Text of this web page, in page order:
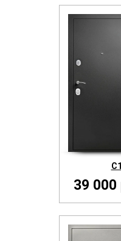
39 000